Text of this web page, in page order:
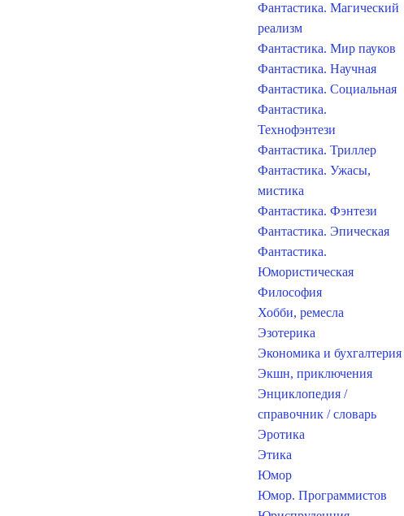
Фантастика. Магический
реализм
Фантастика. Мир пауков
Фантастика. Научная
Фантастика. Социальная
Фантастика.
Технофэнтези
Фантастика. Триллер
Фантастика. Ужасы,
мистика
Фантастика. Фэнтези
Фантастика. Эпическая
Фантастика.
Юмористическая
Философия
Хобби, ремесла
Эзотерика
Экономика и бухгалтерия
Экшн, приключения
Энциклопедия /
справочник / словарь
Эротика
Этика
Юмор
Юмор. Программистов